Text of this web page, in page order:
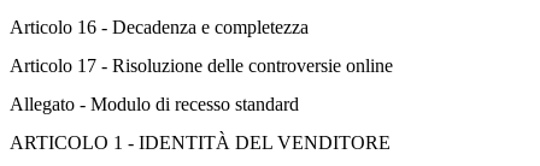
Articolo 16 - Decadenza e completezza
Articolo 17 - Risoluzione delle controversie online
Allegato - Modulo di recesso standard
ARTICOLO 1 - IDENTITÀ DEL VENDITORE